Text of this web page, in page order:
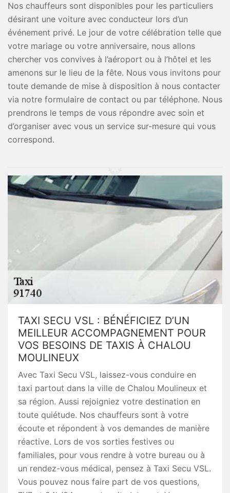
Nos chauffeurs sont disponibles pour les particuliers
désirant une voiture avec conducteur lors d’un
événement privé. Le jour de votre célébration telle que
votre mariage ou votre anniversaire, nous allons
chercher vos convives à l’aéroport ou à l’hôtel et les
amenons sur le lieu de la fête. Nous vous invitons pour
toute demande de mise à disposition à nous contacter
via notre formulaire de contact ou par téléphone. Nous
prendrons le temps de vous répondre avec soin et
d’organiser avec vous un service sur-mesure qui vous
correspond.
TAXI SECU VSL : BÉNÉFICIEZ D’UN
MEILLEUR ACCOMPAGNEMENT POUR
VOS BESOINS DE TAXIS À CHALOU
MOULINEUX
Avec Taxi Secu VSL, laissez-vous conduire en
taxi partout dans la ville de Chalou Moulineux et
sa région. Aussi rejoigniez votre destination en
toute quiétude. Nos chauffeurs sont à votre
écoute et répondent à vos demandes de manière
réactive. Lors de vos sorties festives ou
familiales, pour vous rendre à votre bureau ou à
un rendez-vous médical, pensez à Taxi Secu VSL.
Vous pouvez nous faire part de vos questions,